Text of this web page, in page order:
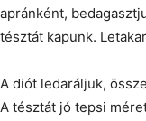
apránként,
tésztát kapunk.
A diót ledaráljuk,
A tésztát jó tepsi